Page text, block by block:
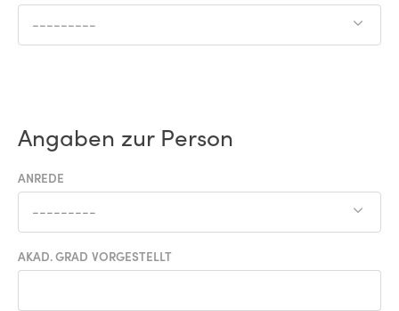
---------
Angaben zur Person
ANREDE
---------
AKAD. GRAD VORGESTELLT